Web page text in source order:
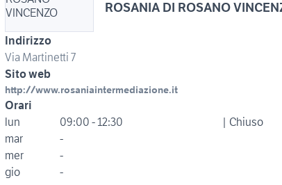
ROSANIA DI ROSANO
Indirizzo
Via Martinetti 7
Sito web
http://www.rosaniaintermediazione.it
Orari
lun
09:00 - 12:30
| Chiuso
mar
-
mer
-
gio
-